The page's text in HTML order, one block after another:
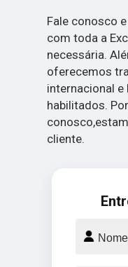
Fale conosco
com toda a
necessária.
oferecemos
internacional e
habilitados.
cliente.